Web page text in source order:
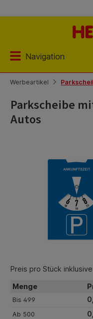
Navigation
Werbeartikel
Parkscheibe
Autos
Preis pro Stück
Menge
Bis 499
Ab 500